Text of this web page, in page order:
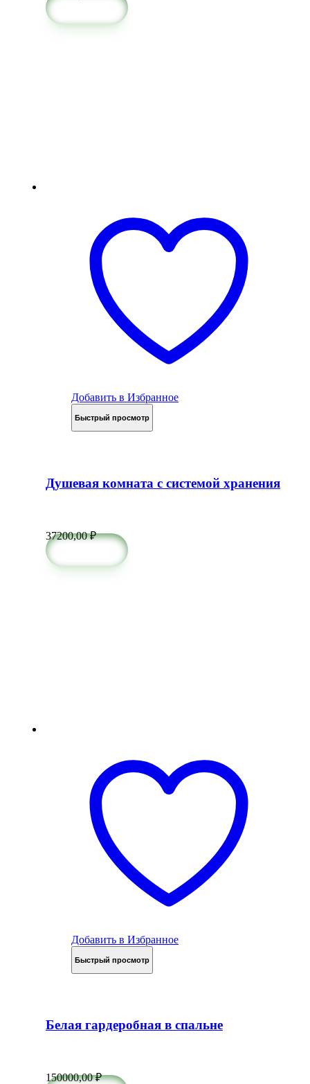
Добавить в Избранное
Быстрый просмотр
Душевая комната с системой хранения
37200,00₽
Добавить в Избранное
Быстрый просмотр
Белая гардеробная в спальне
150000,00₽